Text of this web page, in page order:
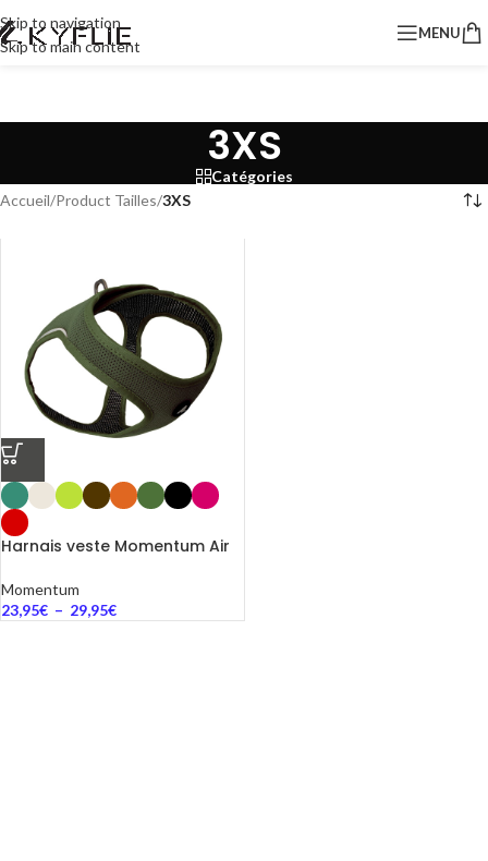
Skip to navigation
Skip to main content
MENU
3XS
Catégories
Accueil/Product Tailles/3XS
Harnais veste Momentum Air
Momentum
23,95€ – 29,95€